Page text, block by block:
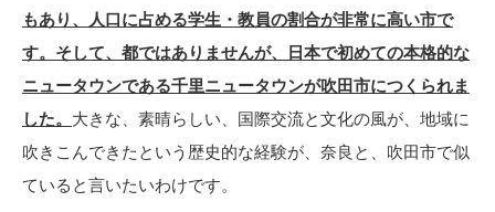
もあり、人口に占める学生・教員の割合が非常に高い市で
す。そして、都ではありませんが、日本で初めての本格的な
ニュータウンである千里ニュータウンが吹田市につくられま
した。 大きな、素晴らしい、国際交流と文化の風が、地域に
吹きこんできたという歴史的な経験が、奈良と、吹田市で似
ていると言いたいわけです。